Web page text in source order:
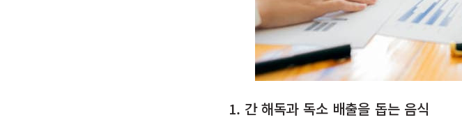
1. 간 해독과 독소 배출을 돕는 음식